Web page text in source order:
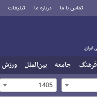
تماس با ما درباره ما تبلیغات
فرهنگ جامعه بین‌الملل ورزش
1405